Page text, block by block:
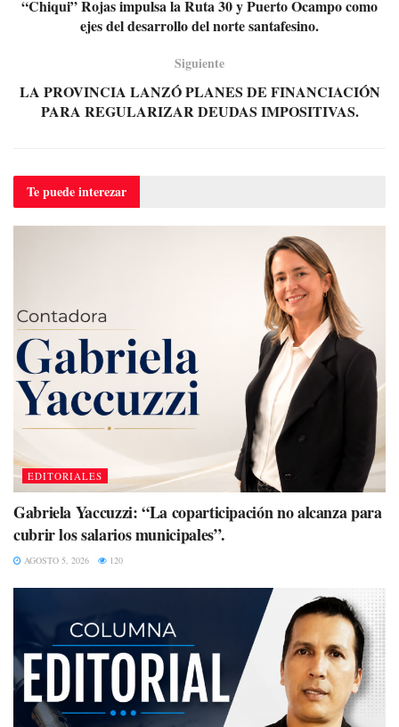
“Chiqui” Rojas impulsa la Ruta 30 y Puerto Ocampo como
ejes del desarrollo del norte santafesino.
Siguiente
LA PROVINCIA LANZÓ PLANES DE FINANCIACIÓN
PARA REGULARIZAR DEUDAS IMPOSITIVAS.
Te puedeinterezar
EDITORIALES
Gabriela Yaccuzzi: “La coparticipación no alcanza para
cubrir los salarios municipales”.
AGOSTO 5, 2026 120